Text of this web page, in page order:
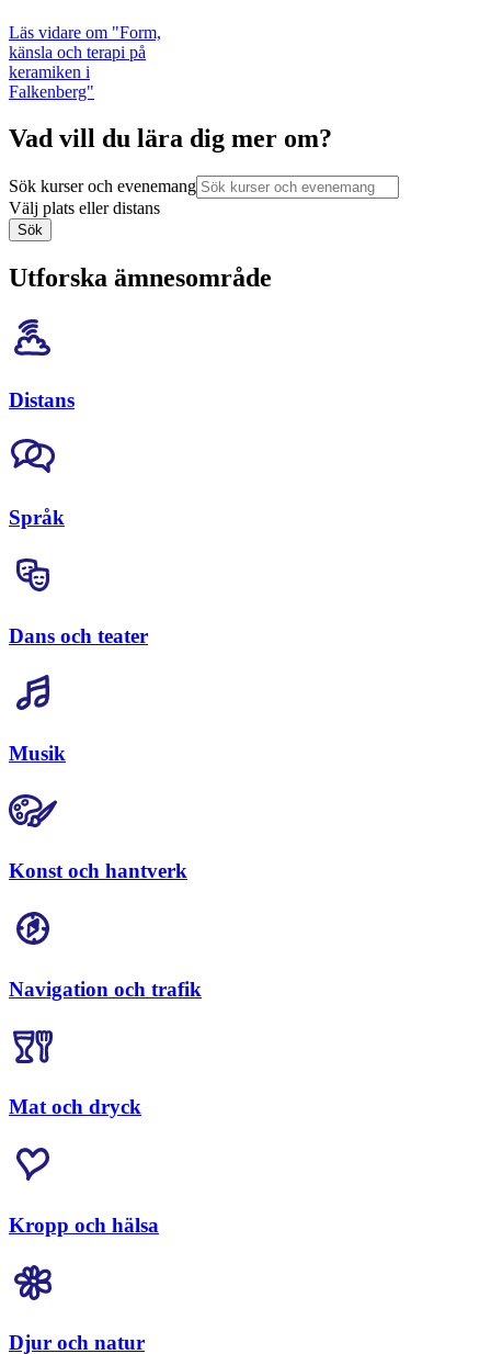
Läs vidare om "Form,
känsla och terapi på
keramiken i
Falkenberg"
Vad vill du lära dig mer om?
Sök kurser och evenemang
Välj plats eller distans
Sök
Utforska ämnesområde
Distans
Språk
Dans och teater
Musik
Konst och hantverk
Navigation och trafik
Mat och dryck
Kropp och hälsa
Djur och natur